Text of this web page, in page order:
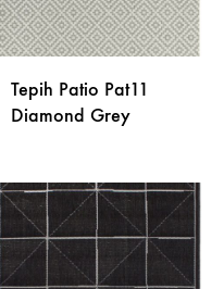
Tepih Patio Pat11
Diamond Grey
LISTU
ŽELJA